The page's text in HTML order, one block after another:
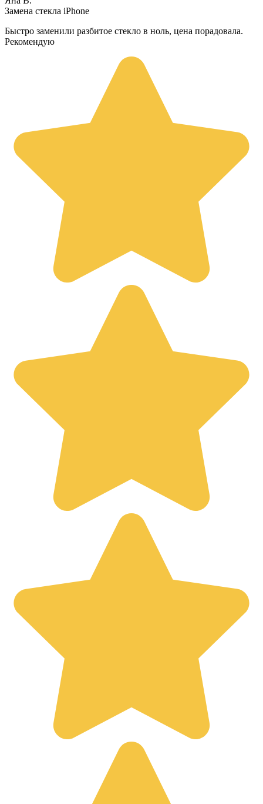
Замена стекла iPhone
Быстро заменили разбитое стекло в ноль, цена порадовала.
Рекомендую